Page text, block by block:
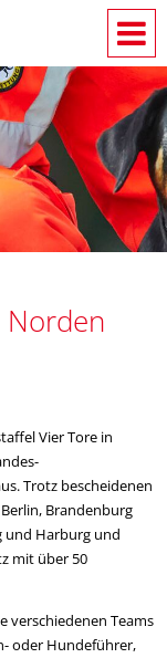
Vier Tore in
Trotz bescheidenen
Brandenburg
und Harburg und
mit über 50
verschiedenen Teams
oder Hundeführer,